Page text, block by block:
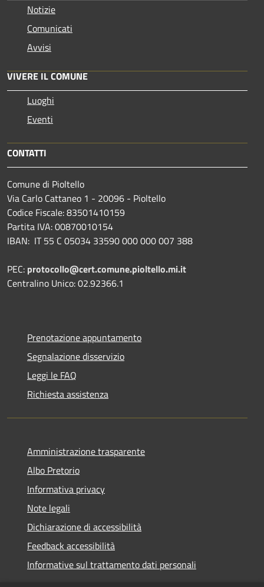
Notizie
Comunicati
Avvisi
VIVERE IL COMUNE
Luoghi
Eventi
CONTATTI
Comune di Pioltello
Via Carlo Cattaneo 1 - 20096 - Pioltello
Codice Fiscale: 83501410159
Partita IVA: 00870010154
IBAN: IT 55 C 05034 33590 000 000 007 388
PEC: protocollo@cert.comune.pioltello.mi.it
Centralino Unico: 02.92366.1
Prenotazione appuntamento
Segnalazione disservizio
Leggi le FAQ
Richiesta assistenza
Amministrazione trasparente
Albo Pretorio
Informativa privacy
Note legali
Dichiarazione di accessibilità
Feedback accessibilità
Informative sul trattamento dati personali